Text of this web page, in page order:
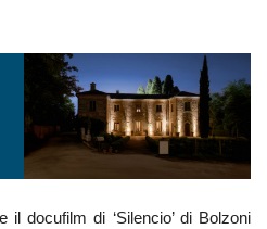
il docufilm di ‘Silencio’ di Bolzoni